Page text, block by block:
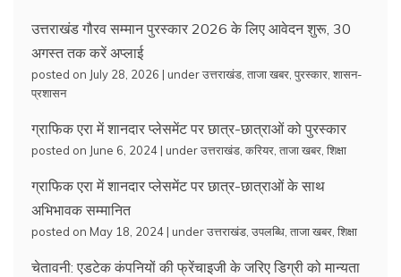
उत्तराखंड गौरव सम्मान पुरस्कार 2026 के लिए आवेदन शुरू, 30
अगस्त तक करें अप्लाई
posted on July 28, 2026 | underउत्तराखंड ताजा खबर पुरस्कार शासन-
प्रशासन
ग्राफिक एरा में शानदार प्लेसमेंट पर छात्र-छात्राओं को पुरस्कार
posted on June 6, 2024 | underउत्तराखंड करियर ताजा खबर शिक्षा
ग्राफिक एरा में शानदार प्लेसमेंट पर छात्र-छात्राओं के साथ
अभिभावक सम्मानित
posted on May 18, 2024 | underउत्तराखंड उपलब्धि ताजा खबर शिक्षा
चेतावनी: एडटेक कंपनियों की फ्रेंचाइजी के जरिए डिग्री को मान्यता